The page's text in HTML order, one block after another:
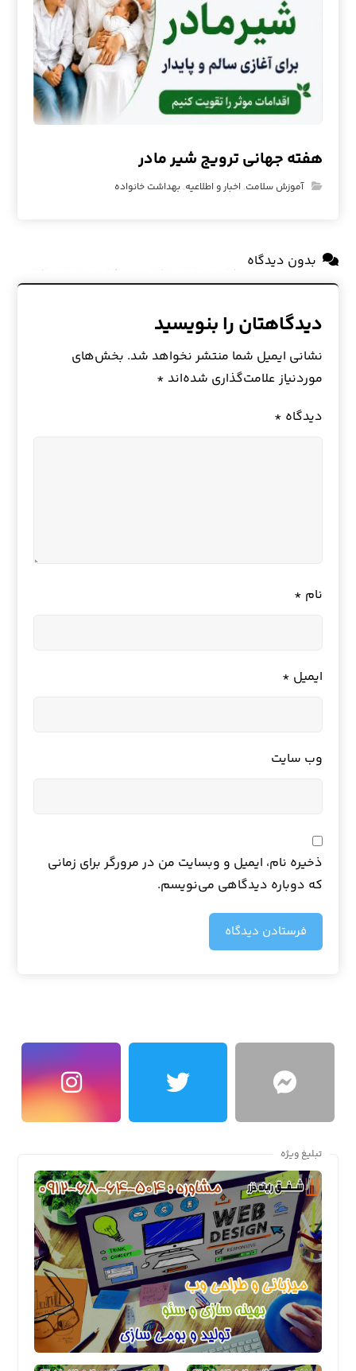
هفته جهانی ترویج شیر مادر
آموزش سلامت, اخبار و اطلاعیه,بهداشت خانواده
بدون دیدگاه
دیدگاهتان را بنویسید
نشانی ایمیل شما منتشر نخواهد شد. بخش‌های
موردنیاز علامت‌گذاری شده‌اند *
دیدگاه *
نام *
ایمیل *
وب‌ سایت
ذخیره نام، ایمیل و وبسایت من در مرورگر برای زمانی
که دوباره دیدگاهی می‌نویسم.
فرستادن دیدگاه
تبلیغ ویژه